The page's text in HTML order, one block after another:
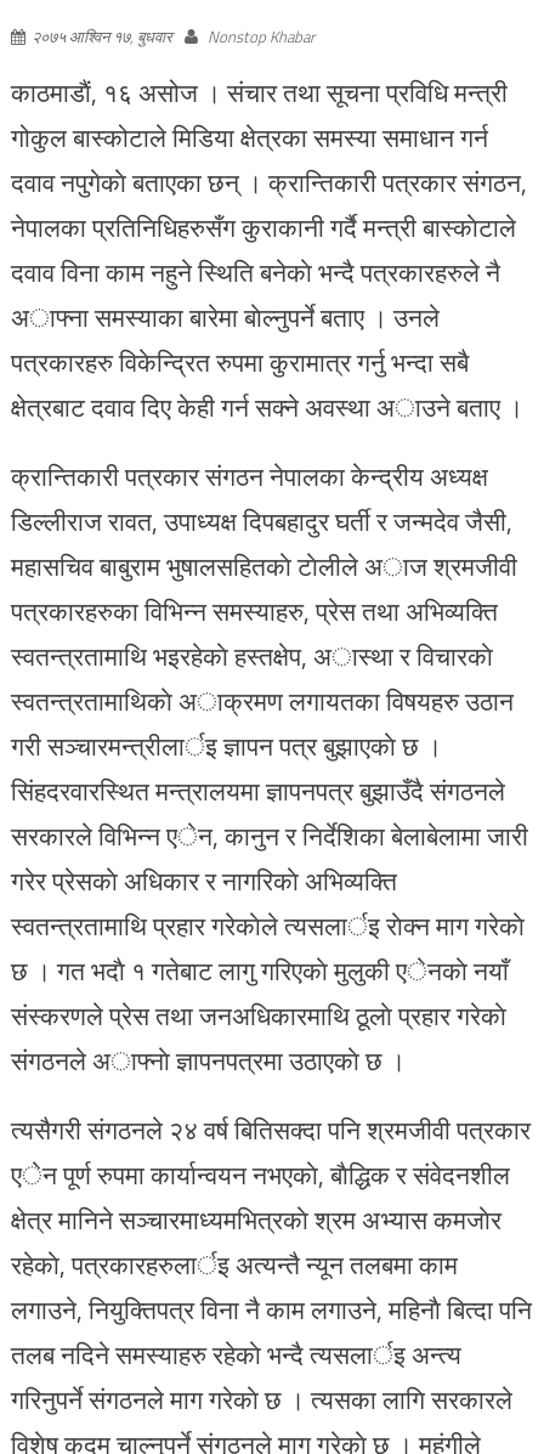
२०७५ आश्विन १७, बुधवार Nonstop Khabar
काठमाडाैं, १६ असोज । संचार तथा सूचना प्रविधि मन्त्री
गोकुल बास्कोटाले मिडिया क्षेत्रका समस्या समाधान गर्न
दवाव नपुगेकाे बताएका छन् । क्रान्तिकारी पत्रकार संगठन,
नेपालका प्रतिनिधिहरुसँग कुराकानी गर्दै मन्त्री बास्काेटाले
दवाव विना काम नहुने स्थिति बनेकाे भन्दै पत्रकारहरुले नै
अाफ्ना समस्याका बारेमा बाेल्नुपर्ने बताए । उनले
पत्रकारहरु विकेन्द्रित रुपमा कुरामात्र गर्नु भन्दा सबै
क्षेत्रबाट दवाव दिए केही गर्न सक्ने अवस्था अाउने बताए ।
क्रान्तिकारी पत्रकार संगठन नेपालका केन्द्रीय अध्यक्ष
डिल्लीराज रावत, उपाध्यक्ष दिपबहादुर घर्ती र जन्मदेव जैसी,
महासचिव बाबुराम भुषालसहितकाे टाेलीले अाज श्रमजीवी
पत्रकारहरुका विभिन्न समस्याहरु, प्रेस तथा अभिव्यक्ति
स्वतन्त्रतामाथि भइरहेकाे हस्तक्षेप, अास्था र विचारकाे
स्वतन्त्रतामाथिकाे अाक्रमण लगायतका विषयहरु उठान
गरी सञ्चारमन्त्रीलार्इ ज्ञापन पत्र बुझाएकाे छ ।
सिंहदरवारस्थित मन्त्रालयमा ज्ञापनपत्र बुझाउँदै संगठनले
सरकारले विभिन्न एेन, कानुन र निर्देशिका बेलाबेलामा जारी
गरेर प्रेसकाे अधिकार र नागरिकाे अभिव्यक्ति
स्वतन्त्रतामाथि प्रहार गरेकाेले त्यसलार्इ राेक्न माग गरेकाे
छ । गत भदाै १ गतेबाट लागु गरिएकाे मुलुकी एेनकाे नयाँ
संस्करणले प्रेस तथा जनअधिकारमाथि ठूलाे प्रहार गरेकाे
संगठनले अाफ्नाे ज्ञापनपत्रमा उठाएकाे छ ।
त्यसैगरी संगठनले २४ वर्ष बितिसक्दा पनि श्रमजीवी पत्रकार
एेन पूर्ण रुपमा कार्यान्वयन नभएकाे, बाैद्धिक र संवेदनशील
क्षेत्र मानिने सञ्चारमाध्यमभित्रकाे श्रम अभ्यास कमजाेर
रहेकाे, पत्रकारहरुलार्इ अत्यन्तै न्यून तलबमा काम
लगाउने, नियुक्तिपत्र विना नै काम लगाउने, महिनाै बित्दा पनि
तलब नदिने समस्याहरु रहेकाे भन्दै त्यसलार्इ अन्त्य
गरिनुपर्ने संगठनले माग गरेकाे छ । त्यसका लागि सरकारले
विशेष कदम चाल्नुपर्ने संगठनले माग गरेकाे छ । महंगीले